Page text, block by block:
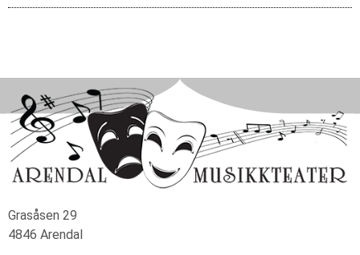
Grasåsen 29
4846 Arendal